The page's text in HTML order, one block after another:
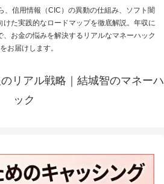
、信用情報（CIC）の異動の仕組み、ソフト闇
た実践的なロードマップを徹底解説。年収に
、お金の悩みを解決するリアルなマネーハック
をお届けします。
リアル戦略｜結城智のマネーハ
ック